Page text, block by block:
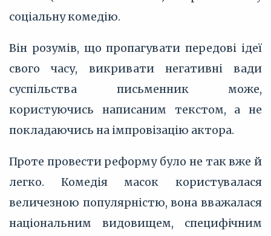
соціальну комедію.
Він розумів, що пропагувати передові ідеї
свого часу, викривати негативні вади
суспільства письменник може,
користуючись написаним текстом, а не
покладаючись на імпровізацію актора.
Проте провести реформу було не так вже й
легко. Комедія масок користувалася
величезною популярністю, вона вважалася
національним видовищем, специфічним